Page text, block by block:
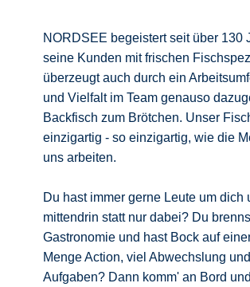
NORDSEE begeistert seit über 130
seine Kunden mit frischen
überzeugt auch durch ein
und Vielfalt im Team genauso
Backfisch zum Brötchen. Unser
einzigartig - so einzigartig, wie die
uns arbeiten.
Du hast immer gerne Leute um dich
mittendrin statt nur dabei? Du
Gastronomie und hast Bock auf
Menge Action, viel Abwechslung
Aufgaben? Dann komm' an Bord